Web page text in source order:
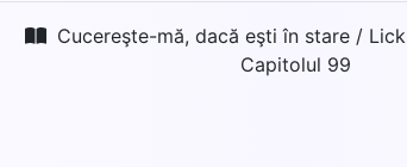
Cucereşte-mă, dacă eşti în stare /
Capitolul 99